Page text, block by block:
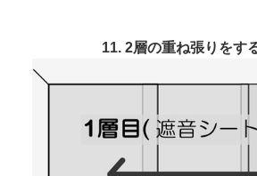
11. 2層の重ね張りをす